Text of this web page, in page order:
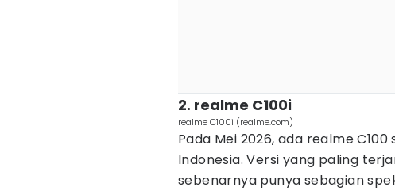
2. realme C100i
realme C100i (realme.com)
Pada Mei 2026, ada realme
Indonesia. Versi yang paling
sebenarnya punya sebagian